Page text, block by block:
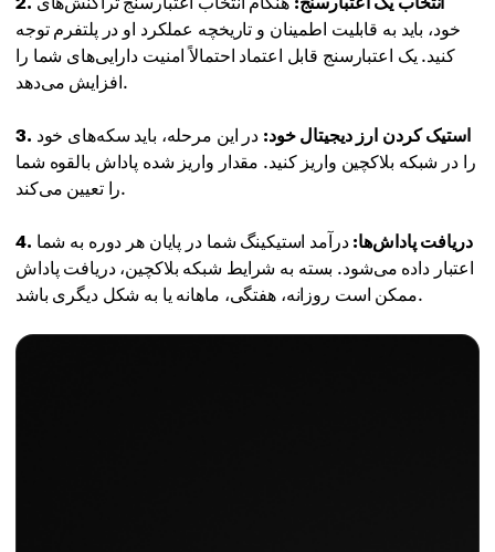
خود، باید به قابلیت اطمینان و تاریخچه عملکرد او در پلتفرم توجه
کنید. یک اعتبارسنج قابل اعتماد احتمالاً امنیت دارایی‌های شما را
افزایش می‌دهد.
3. استیک کردن ارز دیجیتال خود: در این مرحله، باید سکه‌های خود
را در شبکه بلاکچین واریز کنید. مقدار واریز شده پاداش بالقوه شما
را تعیین می‌کند.
4. دریافت پاداش‌ها: درآمد استیکینگ شما در پایان هر دوره به شما
اعتبار داده می‌شود. بسته به شرایط شبکه بلاکچین، دریافت پاداش
ممکن است روزانه، هفتگی، ماهانه یا به شکل دیگری باشد.